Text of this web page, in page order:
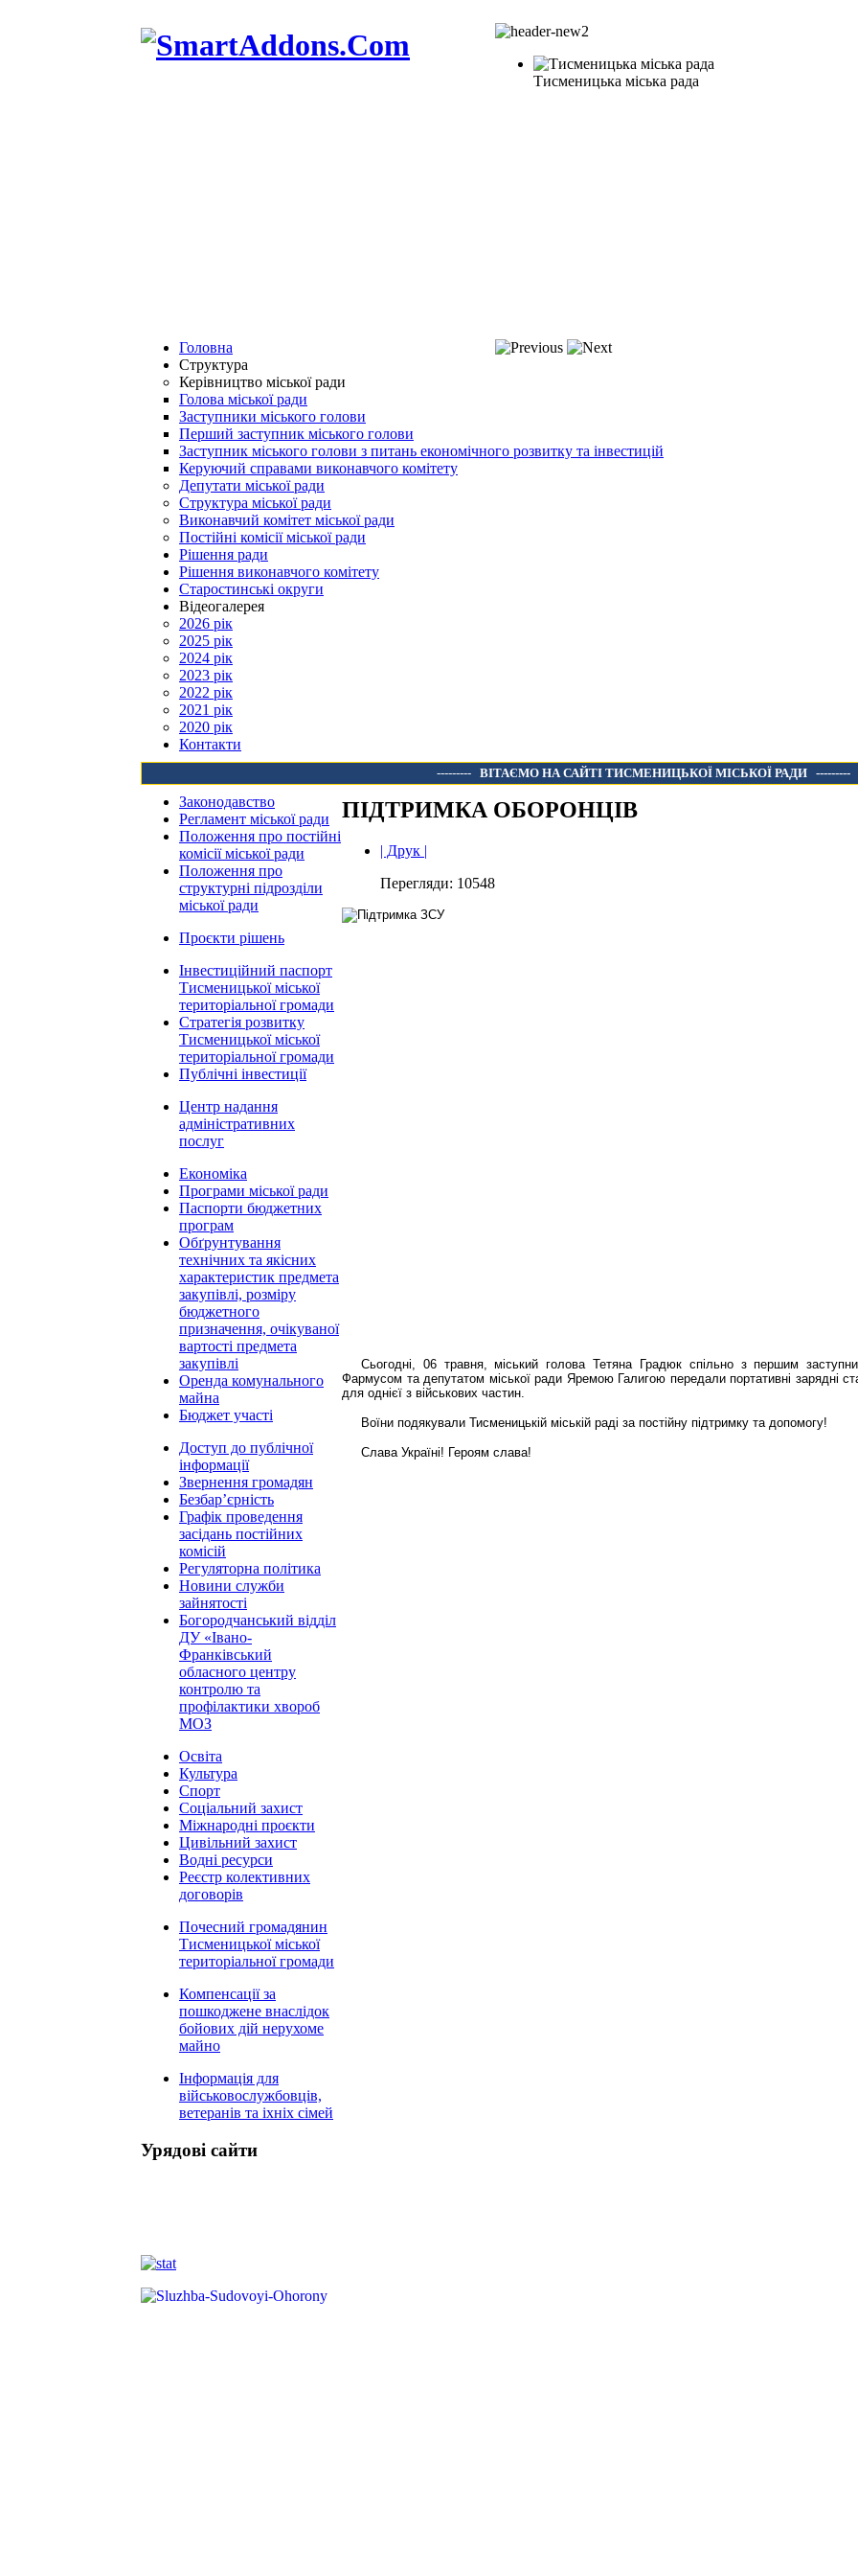
Тисменицька міська рада
Головна
Структура
Керівництво міської ради
Голова міської ради
Заступники міського голови
Перший заступник міського голови
Заступник міського голови з питань економічного розвитку та інвестицій
Керуючий справами виконавчого комітету
Депутати міської ради
Структура міської ради
Виконавчий комітет міської ради
Постійні комісії міської ради
Рішення ради
Рішення виконавчого комітету
Старостинські округи
Відеогалерея
2026 рік
2025 рік
2024 рік
2023 рік
2022 рік
2021 рік
2020 рік
Контакти
--------- ВІТАЄМО НА САЙТІ ТИСМЕНИЦЬКОЇ МІСЬКОЇ РАДИ ---------
Законодавство
Регламент міської ради
Положення про постійні
комісії міської ради
Положення про
структурні підрозділи
міської ради
Проєкти рішень
Інвестиційний паспорт
Тисменицької міської
територіальної громади
Стратегія розвитку
Тисменицької міської
територіальної громади
Публічні інвестиції
Центр надання
адміністративних
послуг
Економіка
Програми міської ради
Паспорти бюджетних
програм
Обґрунтування
технічних та якісних
характеристик предмета
закупівлі, розміру
бюджетного
призначення, очікуваної
вартості предмета
закупівлі
Оренда комунального
майна
Бюджет участі
Доступ до публічної
інформації
Звернення громадян
Безбар’єрність
Графік проведення
засідань постійних
комісій
Регуляторна політика
Новини служби
зайнятості
Богородчанський відділ
ДУ «Івано-
Франківський
обласного центру
контролю та
профілактики хвороб
МОЗ
Освіта
Культура
Спорт
Соціальний захист
Міжнародні проєкти
Цивільний захист
Водні ресурси
Реєстр колективних
договорів
Почесний громадянин
Тисменицької міської
територіальної громади
Компенсації за
пошкоджене внаслідок
бойових дій нерухоме
майно
Інформація для
військовослужбовців,
ветеранів та іхніх сімей
Урядові сайти
ПІДТРИМКА ОБОРОНЦІВ
| Друк |
Перегляди: 10548
Сьогодні, 06 травня, міський голова Тетяна Градюк спільно з першим
Фармусом та депутатом міської ради Яремою Галигою передали портативні зарядні
для однієї з військових частин.
Воїни подякували Тисменицькій міській раді за постійну підтримку та допомогу!
Слава Україні! Героям слава!